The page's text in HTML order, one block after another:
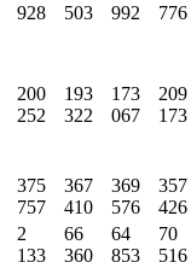
928
503
992
776
200
252
193
322
173
067
209
173
375
757
367
410
369
576
357
426
2
133
66
360
64
853
70
516